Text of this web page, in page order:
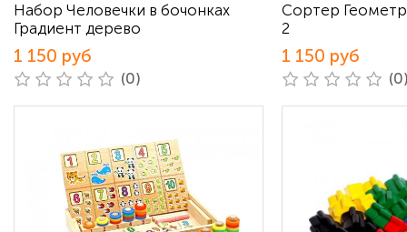
Набор Человечки в бочонках
Градиент дерево
1 150 руб
(0)
Сортер
2
1 150 руб